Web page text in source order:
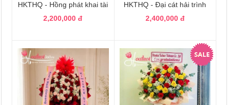
HKTHQ - Hồng phát khai tài
2,200,000 đ
HKTHQ - Đại cát hải trình
2,400,000 đ